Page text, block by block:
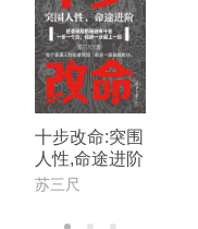
十步改命:突围
人性,命途进阶
苏三尺